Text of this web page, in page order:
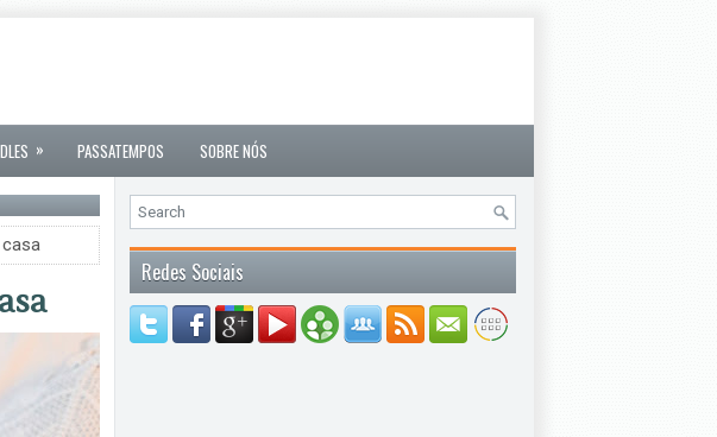
» PASSATEMPOS SOBRE NÓS
Redes Sociais